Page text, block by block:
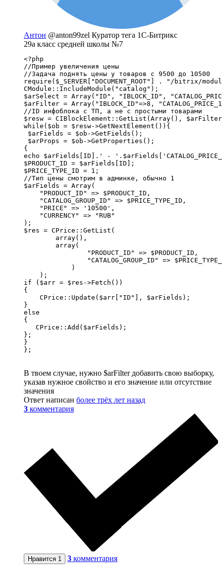
Антон @anton99zel Куратор тега 1С-Битрикс
29а класс средней школы №7
<?php
//Пример увеличения цены
//Задача поднять цены у товаров с 9500 до 10500
require($_SERVER["DOCUMENT_ROOT"] . "/bitrix/
CModule::IncludeModule("catalog");
$arSelect = Array("ID", "IBLOCK_ID",
$arFilter = Array("IBLOCK_ID"=>8,
//ID инфоблока с ТП, а не с простыми товарами
$resw = CIBlockElement::GetList(Array(),
while($ob = $resw->GetNextElement()){
$arFields = $ob->GetFields();
$arProps = $ob->GetProperties();
{
echo $arFields[ID].' -
$PRODUCT_ID = $arFields[ID];
$PRICE_TYPE_ID = 1;
//Тип цены смотрим в админке, обычно 1
$arFields = Array(
    "PRODUCT_ID" => $PRODUCT_ID,
    "CATALOG_GROUP_ID" => $PRICE_TYPE_ID,
    "PRICE" => '10500',
    "CURRENCY" => "RUB"
);
$res = CPrice::GetList(
        array(),
        array(
                "PRODUCT_ID" => $PRODUCT_ID,
"CATALOG_GROUP_ID" =>
            )
    );
if ($arr = $res->Fetch())
{
    CPrice::Update($arr["ID"], $arFields);
}
else
{
   CPrice::Add($arFields);
};
}
};
В твоем случае, нужно $arFilter добавить свою выборку,
указав нужное свойство и его значение или отсутствие
значения
Ответ написан более трёх лет назад
3 комментария
Нравится 1 3 комментария